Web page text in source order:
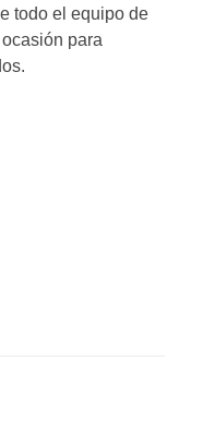
todo el equipo de
para